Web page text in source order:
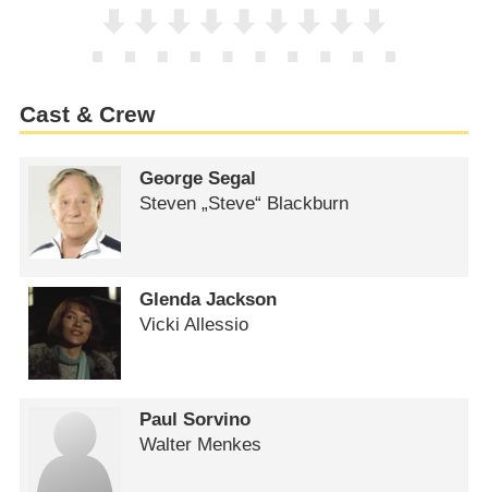
Cast & Crew
George Segal
Steven „Steve“ Blackburn
Glenda Jackson
Vicki Allessio
Paul Sorvino
Walter Menkes